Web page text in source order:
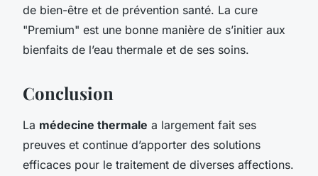
de bien-être et de prévention santé. La cure
"Premium" est une bonne manière de s’initier aux
bienfaits de l’eau thermale et de ses soins.
Conclusion
La médecine thermale a largement fait ses
preuves et continue d’apporter des solutions
efficaces pour le traitement de diverses affections.